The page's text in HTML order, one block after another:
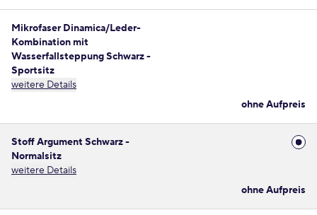
Mikrofaser Dinamica/Leder-
Kombination mit
Wasserfallsteppung Schwarz -
Sportsitz
weitere Details
ohne Aufpreis
Stoff Argument Schwarz -
Normalsitz
weitere Details
ohne Aufpreis